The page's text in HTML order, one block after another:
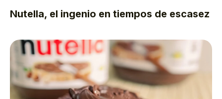
Nutella, el ingenio en tiempos de escasez